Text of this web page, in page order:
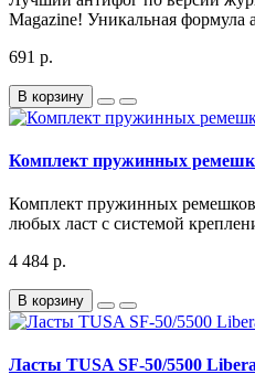
Magazine! Уникальная формула
691 р.
В корзину
Комплект пружинных
Комплект пружинных
любых ласт с системой
4 484 р.
В корзину
Ласты TUSA SF-50/5500